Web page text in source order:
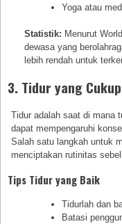
Yoga atau
Statistik: Menurut
dewasa yang
lebih rendah untuk
3. Tidur yang
Tidur adalah saat di mana
dapat mempengaruhi
Salah satu langkah untuk
menciptakan rutinitas
Tips Tidur yang Baik
Tidurlah dan
Batasi